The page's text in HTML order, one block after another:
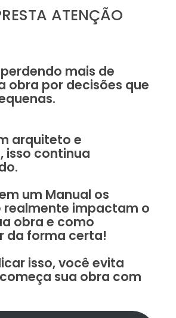
ATENÇÃO
mais de
obra por decisões que
arquiteto e
isso continua
um Manual os
realmente impactam o
obra e como
da forma certa!
isso, você evita
sua obra com